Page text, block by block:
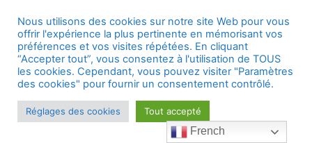
Nous utilisons des cookies sur notre site Web pour vous
offrir l'expérience la plus pertinente en mémorisant vos
préférences et vos visites répétées. En cliquant
“Accepter tout”, vous consentez à l'utilisation de TOUS
les cookies. Cependant, vous pouvez visiter "Paramètres
des cookies" pour fournir un consentement contrôlé.
Réglages des cookies Tout accepté
French